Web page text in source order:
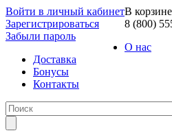
Войти в личный кабинет
Зарегистрироваться
Забыли пароль
В
8 (800)
О нас
Доставка
Бонусы
Контакты